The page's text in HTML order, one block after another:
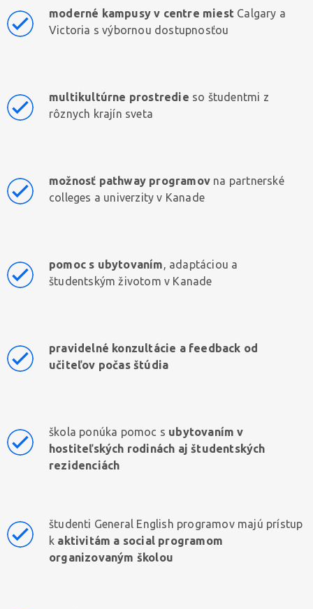
moderné kampusy v centre miest Calgary a
Victoria s výbornou dostupnosťou
multikultúrne prostredie so študentmi z
rôznych krajín sveta
možnosť pathway programov na partnerské
colleges a univerzity v Kanade
pomoc s ubytovaním, adaptáciou a
študentským životom v Kanade
pravidelné konzultácie a feedback od
učiteľov počas štúdia
škola ponúka pomoc s ubytovaním v
hostiteľských rodinách aj študentských
rezidenciách
študenti General English programov majú prístup
k aktivitám a social programom
organizovaným školou